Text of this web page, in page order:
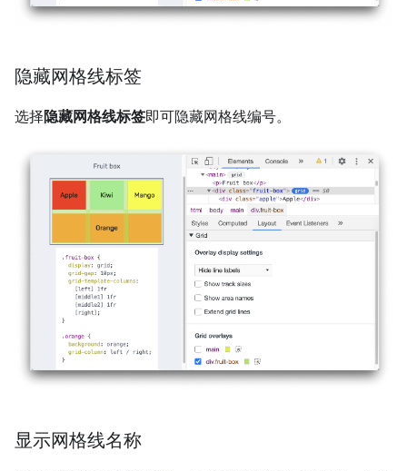
隐藏网格线标签
选择隐藏网格线标签即可隐藏网格线编号。
显示网格线名称